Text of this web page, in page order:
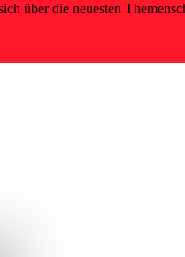
über die neuesten